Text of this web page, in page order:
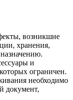
возникшие
хранения,
и
ограничен.
необходимо
документ,